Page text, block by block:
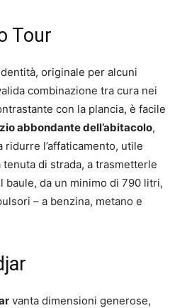
Tour
originale per alcuni
combinazione tra cura nei
con la plancia, è facile
abbondante dell’abitacolo,
l’affaticamento, utile
di strada, a trasmetterle
baule, da un minimo di 790 litri,
– a benzina, metano e
vanta dimensioni generose,